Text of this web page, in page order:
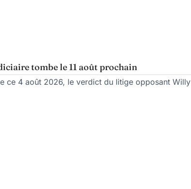
tombe le 11 août prochain
ce 4 août 2026, le verdict du litige opposant Willy